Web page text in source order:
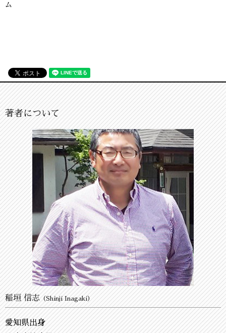
ム
著者について
稲垣 信志（Shinji Inagaki）
愛知県出身